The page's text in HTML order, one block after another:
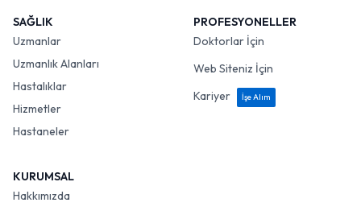
SAĞLIK
Uzmanlar
Uzmanlık Alanları
Hastalıklar
Hizmetler
Hastaneler
PROFESYONELLER
Doktorlar İçin
Web Siteniz İçin
Kariyer
İşe Alım
KURUMSAL
Hakkımızda